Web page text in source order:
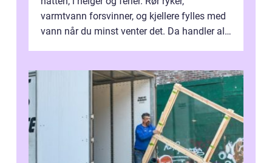
varmtvann forsvinner, og kjellere fylles med
vann når du minst venter det. Da handler alt